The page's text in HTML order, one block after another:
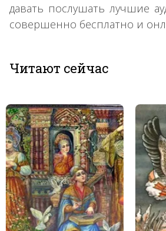
давать послушать лучшие
совершенно бесплатно и
Читают сейчас